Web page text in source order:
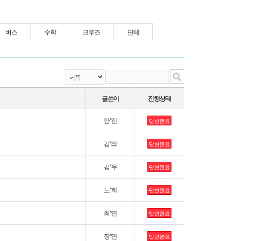
버스 수학 크루즈
단체
글쓴이 진행상태
안*진 답변완료
김*라 답변완료
김*우 답변완료
노*희 답변완료
최*연 답변완료
장*연 답변완료